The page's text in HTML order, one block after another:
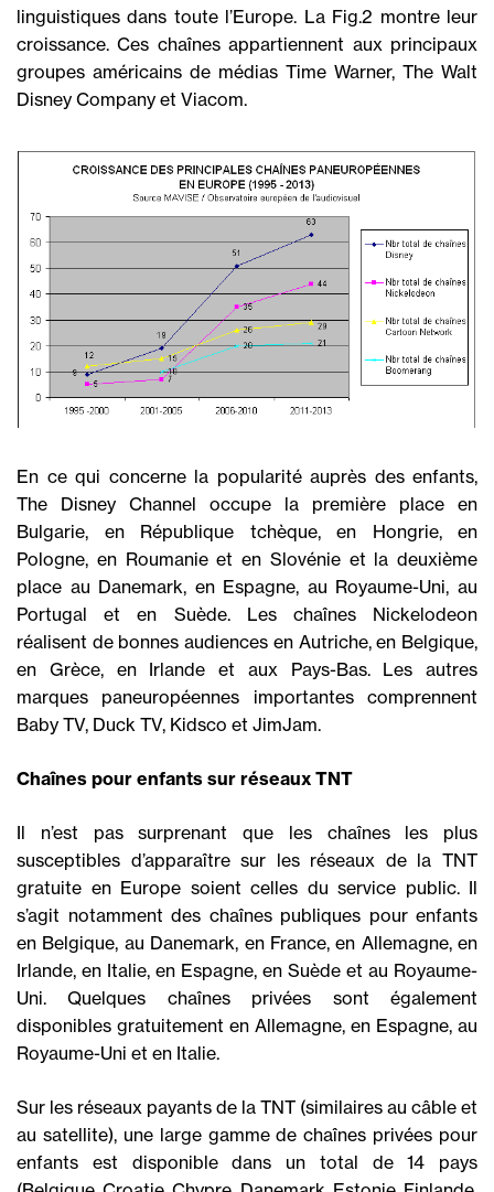
linguistiques dans toute l’Europe. La Fig.2 montre leur
croissance. Ces chaînes appartiennent aux principaux
groupes américains de médias Time Warner, The Walt
Disney Company et Viacom.
En ce qui concerne la popularité auprès des enfants,
The Disney Channel occupe la première place en
Bulgarie, en République tchèque, en Hongrie, en
Pologne, en Roumanie et en Slovénie et la deuxième
place au Danemark, en Espagne, au Royaume-Uni, au
Portugal et en Suède. Les chaînes Nickelodeon
réalisent de bonnes audiences en Autriche, en Belgique,
en Grèce, en Irlande et aux Pays-Bas. Les autres
marques paneuropéennes importantes comprennent
Baby TV, Duck TV, Kidsco et JimJam.
Chaînes pour enfants sur réseaux TNT
Il n’est pas surprenant que les chaînes les plus
susceptibles d’apparaître sur les réseaux de la TNT
gratuite en Europe soient celles du service public. Il
s’agit notamment des chaînes publiques pour enfants
en Belgique, au Danemark, en France, en Allemagne, en
Irlande, en Italie, en Espagne, en Suède et au Royaume-
Uni. Quelques chaînes privées sont également
disponibles gratuitement en Allemagne, en Espagne, au
Royaume-Uni et en Italie.
Sur les réseaux payants de la TNT (similaires au câble et
au satellite), une large gamme de chaînes privées pour
enfants est disponible dans un total de 14 pays